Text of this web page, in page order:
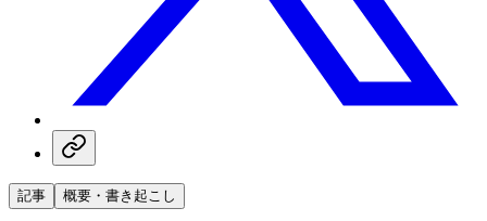
記事 概要・書き起こし